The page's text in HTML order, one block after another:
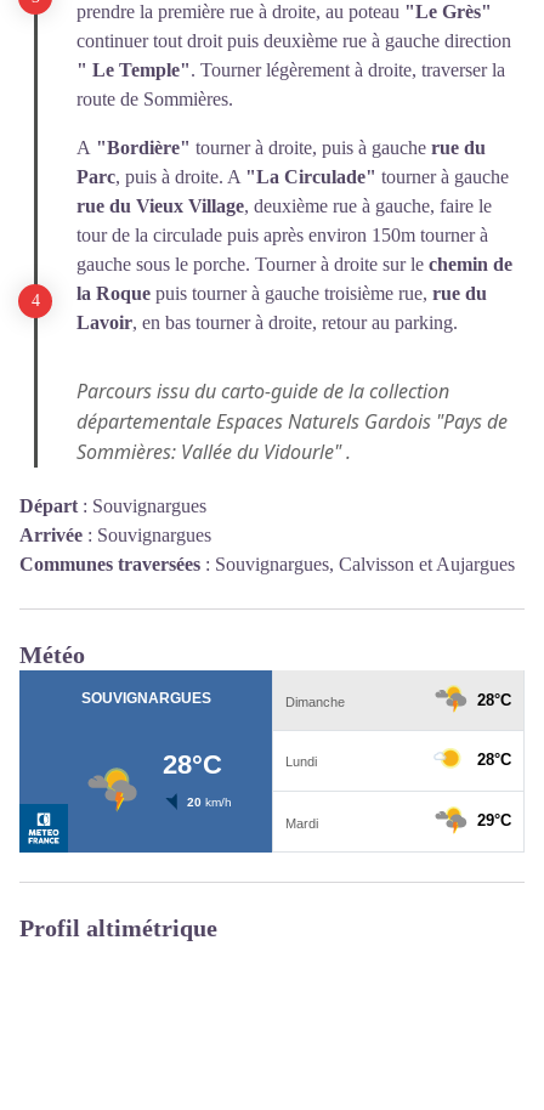
prendre la première rue à droite, au poteau "Le Grès"
continuer tout droit puis deuxième rue à gauche direction
" Le Temple". Tourner légèrement à droite, traverser la
route de Sommières.
A "Bordière" tourner à droite, puis à gauche rue du
Parc, puis à droite. A "La Circulade" tourner à gauche
rue du Vieux Village, deuxième rue à gauche, faire le
tour de la circulade puis après environ 150m tourner à
gauche sous le porche. Tourner à droite sur le chemin de
la Roque puis tourner à gauche troisième rue, rue du
Lavoir, en bas tourner à droite, retour au parking.
Parcours issu du carto-guide de la collection
départementale Espaces Naturels Gardois "Pays de
Sommières: Vallée du Vidourle" .
Départ : Souvignargues
Arrivée : Souvignargues
Communes traversées : Souvignargues, Calvisson et Aujargues
Météo
Profil altimétrique